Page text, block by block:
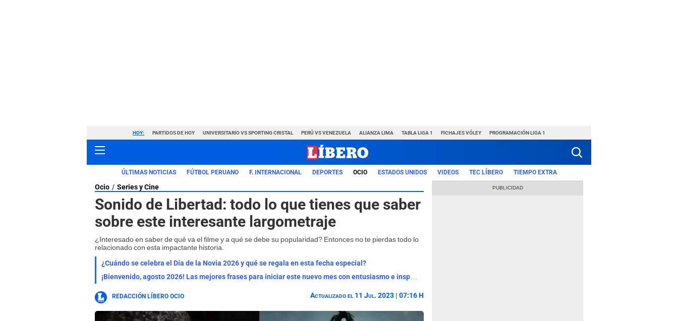
HOY: PARTIDOS DE HOY UNIVERSITARIO VS SPORTING CRISTAL PERÚ VS VENEZUELA ALIANZA LIMA TABLA LIGA 1 FICHAJES VÓLEY PROGRAMACIÓN LIGA 1
ÚLTIMAS NOTICIAS FÚTBOL PERUANO F. INTERNACIONAL DEPORTES OCIO ESTADOS UNIDOS VIDEOS TEC LÍBERO TIEMPO EXTRA
Ocio Series y Cine
Sonido de Libertad: todo lo que tienes que saber
sobre este interesante largometraje
¿Interesado en saber de qué va el filme y a qué se debe su popularidad? Entonces no te pierdas todo lo
relacionado con esta impactante historia.
¿Cuándo se celebra el Día de la Novia 2026 y qué se regala en esta fecha especial?
¡Bienvenido, agosto 2026! Las mejores frases para iniciar este nuevo mes con entusiasmo e inspiración
REDACCIÓN LÍBERO OCIO Actualizado el 11 Jul. 2023 | 07:16 H